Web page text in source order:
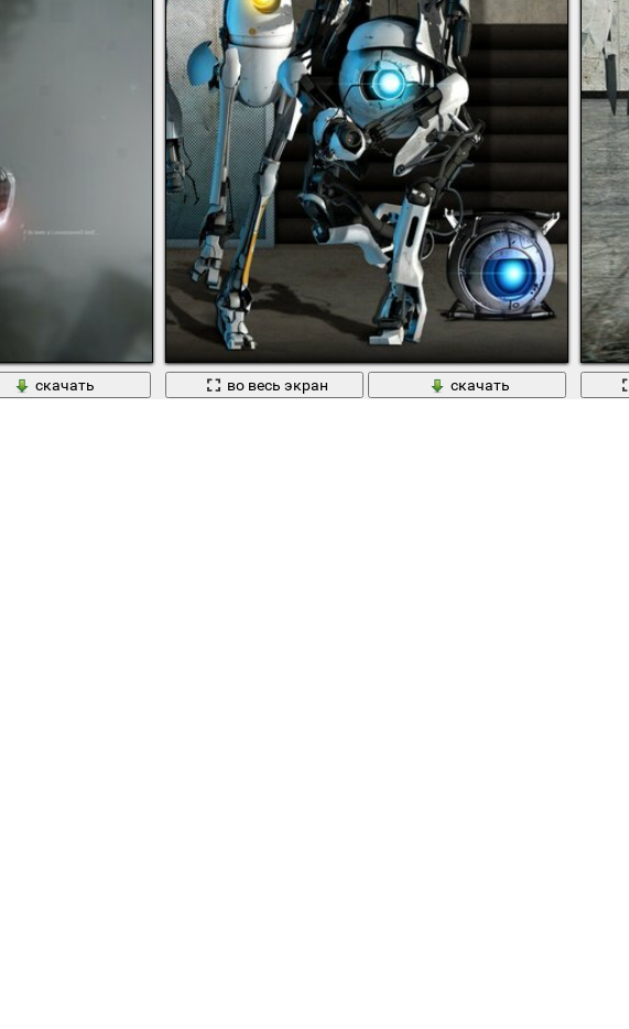
скачать
во весь экран
скачать